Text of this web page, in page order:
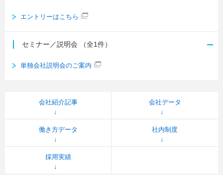
エントリーはこちら
セミナー／説明会 （全1件）
単独会社説明会のご案内
会社紹介記事 会社データ
働き方データ 社内制度
採用実績